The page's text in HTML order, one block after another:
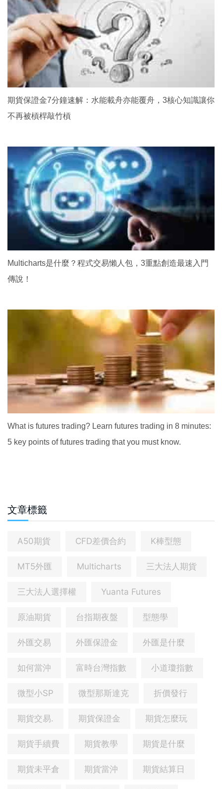
期貨保證金7分鐘速解：水能載舟亦能覆舟，3核心知識讓你
不再被槓桿敲竹槓
Multicharts是什麼？程式交易懶人包，3重點創造最速入門
傳說！
What is futures trading? Learn futures trading in 8 minutes:
5 key points of futures trading that you must know.
文章標籤
A50期貨 CFD差價合約 K棒型態
MT5外匯 Multicharts 三大法人期貨
三大法人選擇權 Yuanta Futures
原油期貨 台指期夜盤 型態學
外匯交易 外匯保證金 外匯是什麼
如何當沖 富時台灣指數 小道瓊指數
微型小SP 微型那斯達克 折價發行
期貨交易. 期貨保證金 期貨怎麼玩
期貨手續費 期貨教學 期貨是什麼
期貨未平倉 期貨當沖 期貨結算日